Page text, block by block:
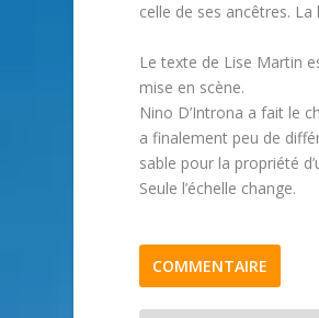
celle de ses ancêtres.
Le texte de Lise Martin
mise en scène.
Nino D’Introna a fait le
a finalement peu de
sable pour la propriété
Seule l’échelle change.
COMMENTAIRE